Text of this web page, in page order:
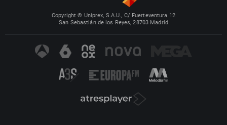
Copyright © Uniprex, S.A.U., C/ Fuerteventura 12
San Sebastián de los Reyes, 28703 Madrid